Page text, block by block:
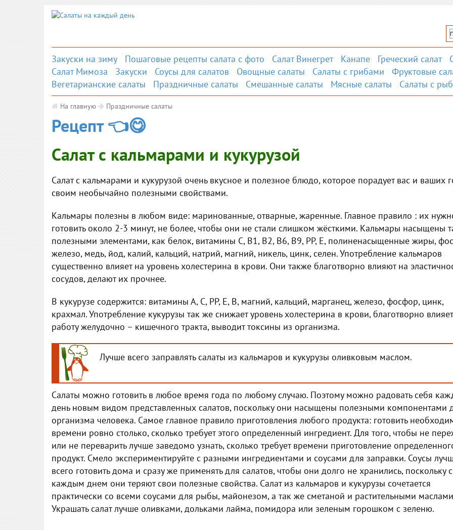
Закуски на зиму Пошаговые рецепты салата с фото Салат Винегрет Канапе Греческий салат
Салат Мимоза
Закуски Соусы для салатов Овощные салаты Салаты с грибами
Фруктовые
Вегетарианские салаты
Праздничные салаты Смешанные салаты Мясные салаты Салаты с
На главную Праздничные салаты
Рецепт 👈😋
Салат с кальмарами и кукурузой
Салат с кальмарами и кукурузой очень вкусное и полезное блюдо, которое порадует вас и ваших
своим необычайно полезными свойствами.
Кальмары полезны в любом виде: маринованные, отварные, жаренные. Главное правило : их
готовить около 2-3 минут, не более, чтобы они не стали слишком жёсткими. Кальмары насыщены
полезными элементами, как белок, витамины С, В1, В2, В6, В9, РР, Е, полиненасыщенные жиры,
железо, медь, йод, калий, кальций, натрий, магний, никель, цинк, селен. Употребление кальмаров
существенно влияет на уровень холестерина в крови. Они также благотворно влияют на
сосудов, делают их прочнее.
В кукурузе содержится: витамины А, С, РР, Е, В, магний, кальций, марганец, железо, фосфор, цинк,
крахмал. Употребление кукурузы так же снижает уровень холестерина в крови, благотворно
работу желудочно – кишечного тракта, выводит токсины из организма.
Лучше всего заправлять салаты из кальмаров и кукурузы оливковым маслом.
Салаты можно готовить в любое время года по любому случаю. Поэтому можно радовать себя
день новым видом представленных салатов, поскольку они насыщены полезными компонентами
организма человека. Самое главное правило приготовления любого продукта: готовить
времени ровно столько, сколько требует этого определенный ингредиент. Для того, чтобы не
или не переварить лучше заведомо узнать, сколько требует времени приготовление
продукт. Смело экспериментируйте с разными ингредиентами и соусами для заправки. Соусы
всего готовить дома и сразу же применять для салатов, чтобы они долго не хранились, поскольку с
каждым днем они теряют свои полезные свойства. Салат из кальмаров и кукурузы сочетается
практически со всеми соусами для рыбы, майонезом, а так же сметаной и растительными
Украшать салат лучше оливками, дольками лайма, помидора или зеленым горошком с зеленю.